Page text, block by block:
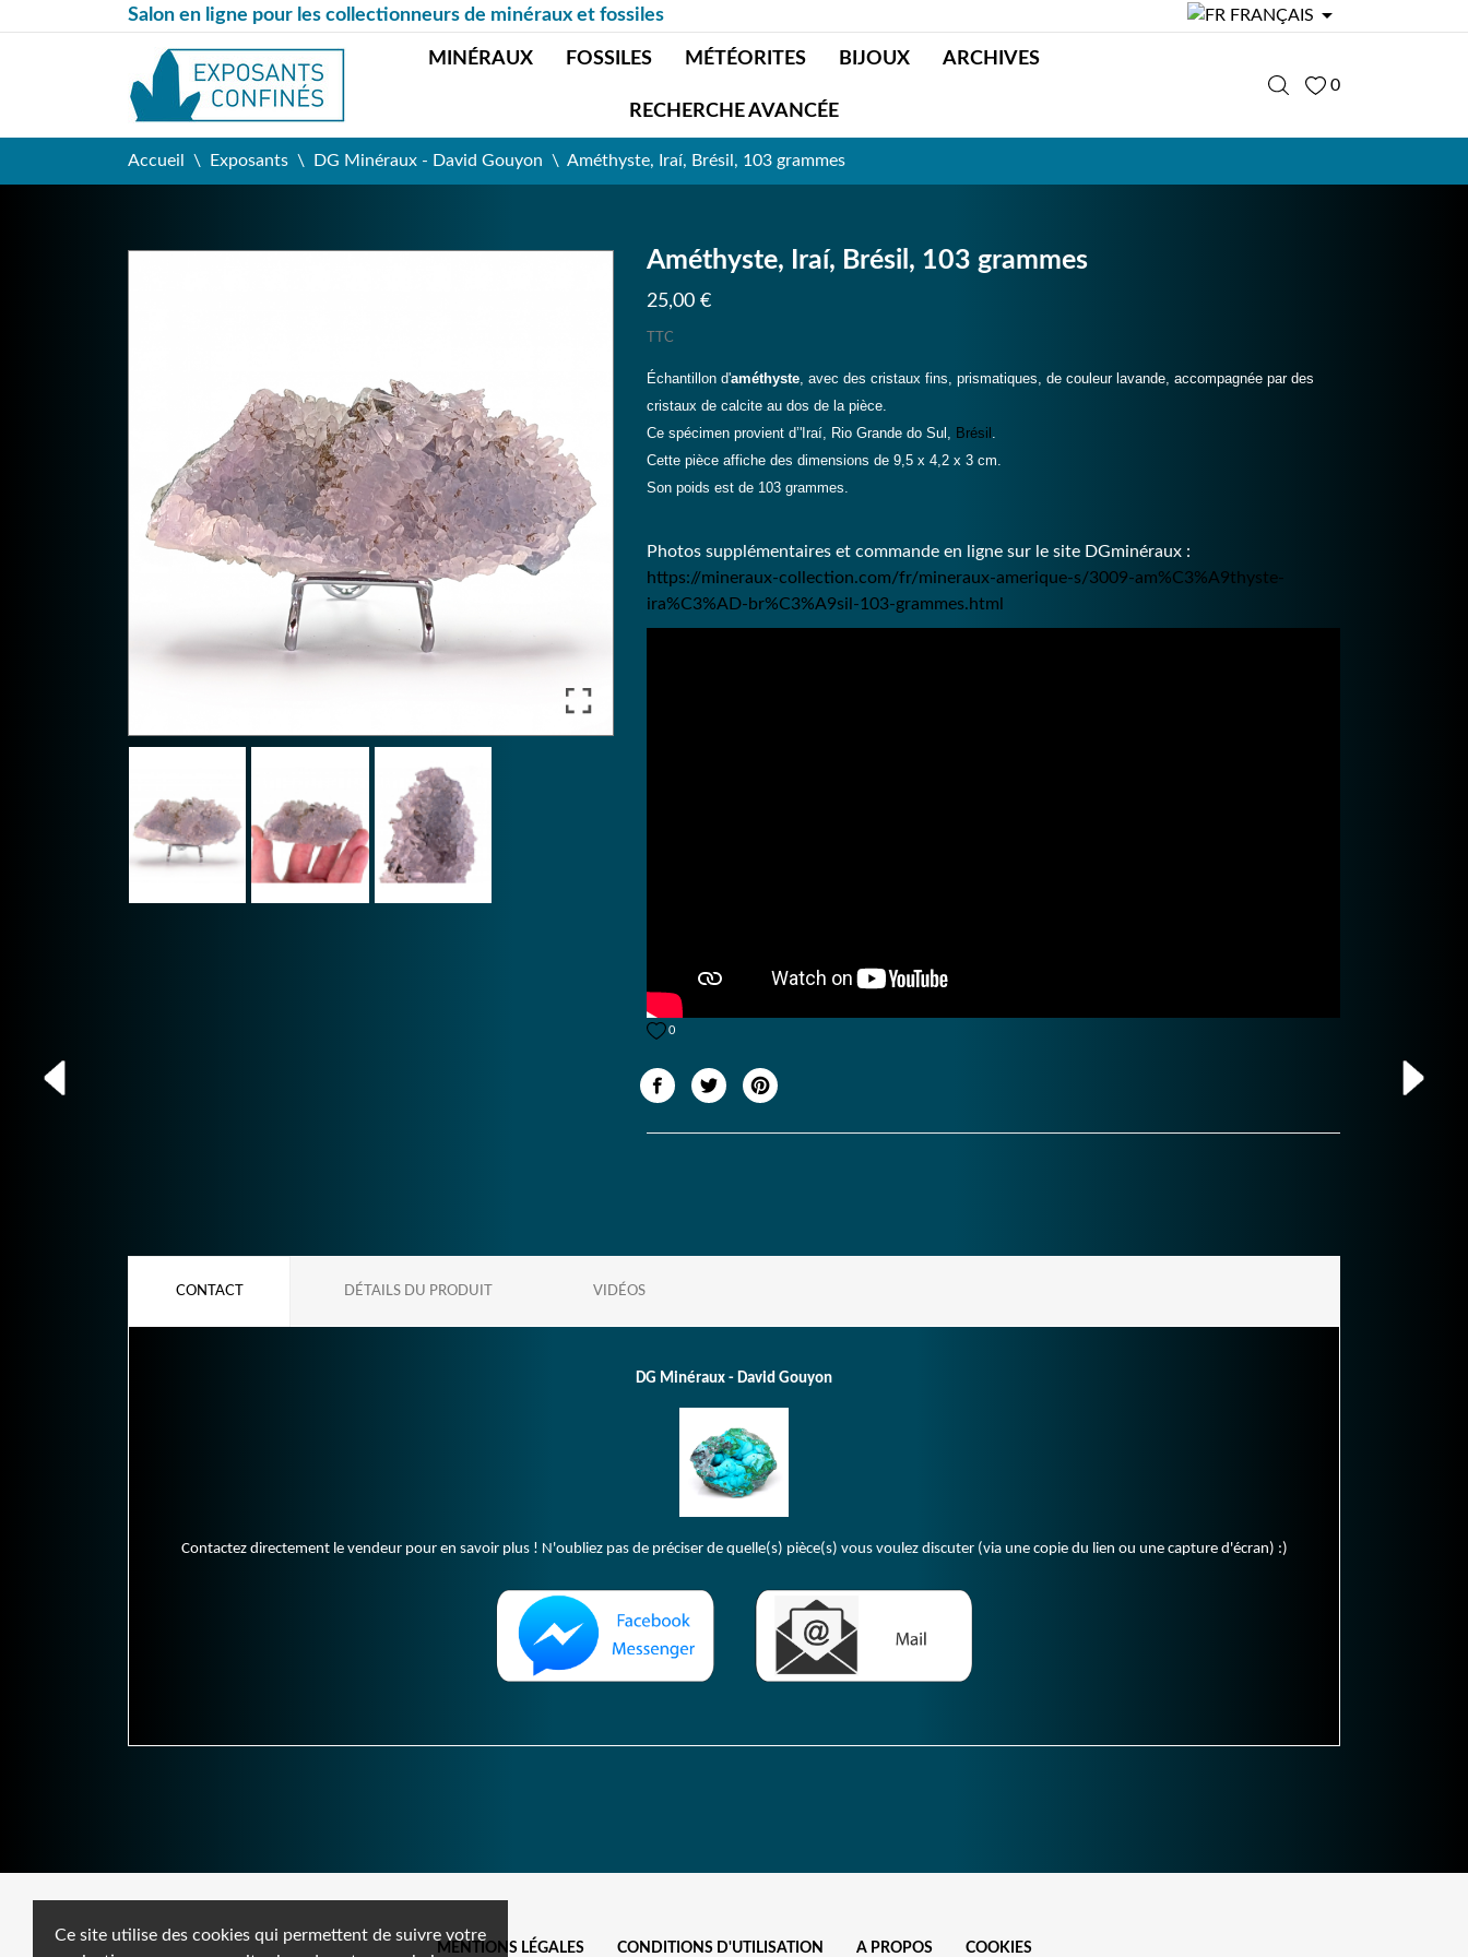
Ce site utilise des cookies qui permettent de suivre votre
Salon en ligne pour les collectionneurs de minéraux et fossiles FRANÇAIS 
MINÉRAUX FOSSILES MÉTÉORITES BIJOUX ARCHIVES
RECHERCHE AVANCÉE
0
Accueil Exposants DG Minéraux - David Gouyon Améthyste, Iraí, Brésil, 103 grammes
Améthyste, Iraí, Brésil, 103 grammes
25,00 €
TTC
Échantillon d'améthyste, avec des cristaux fins, prismatiques, de couleur lavande, accompagnée par des
cristaux de calcite au dos de la pièce.
Ce spécimen provient d’'Iraí, Rio Grande do Sul, Brésil .
Cette pièce affiche des dimensions de 9,5 x 4,2 x 3 cm.
Son poids est de 103 grammes.
Photos supplémentaires et commande en ligne sur le site DGminéraux :
https://mineraux-collection.com/fr/mineraux-amerique-s/3009-am%C3%A9thyste-
ira%C3%AD-br%C3%A9sil-103-grammes.html
0
CONTACT DÉTAILS DU PRODUIT VIDÉOS
DG Minéraux - David Gouyon
Contactez directement le vendeur pour en savoir plus ! N'oubliez pas de préciser de quelle(s) pièce(s) vous voulez discuter (via une copie du lien ou une capture d'écran) :)
MENTIONS LÉGALES CONDITIONS D'UTILISATION A PROPOS COOKIES